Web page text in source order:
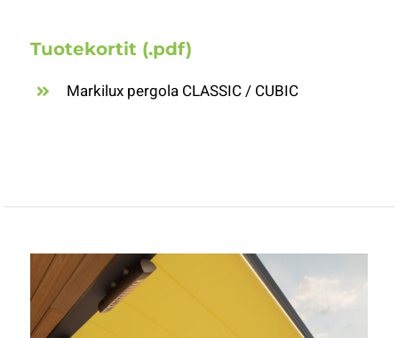
Tuotekortit (.pdf)
Markilux pergola CLASSIC / CUBIC